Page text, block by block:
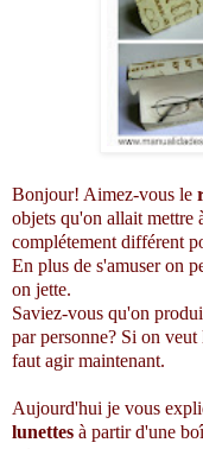
Bonjour! Aimez-vous le
objets qu'on allait mettre
complétement différent
En plus de s'amuser on
on jette.
Saviez-vous qu'on
par personne? Si on veut
faut agir maintenant.
Aujourd'hui je vous
lunettes à partir d'une